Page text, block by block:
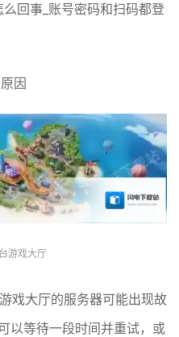
回事_账号密码和扫码都登
因
游戏大厅
戏大厅的服务器可能出现故
以等待一段时间并重试，或